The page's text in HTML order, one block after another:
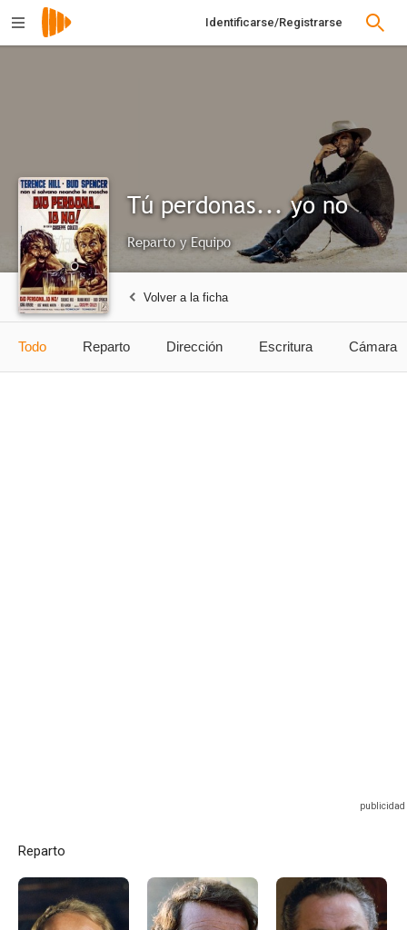
Identificarse/Registrarse
Tú perdonas... yo no
Reparto y Equipo
Volver a la ficha
Todo Reparto Dirección Escritura Cámara
Reparto